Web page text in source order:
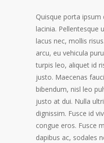
Quisque porta
lacinia. Pellentesque
lacus nec, mollis
arcu, eu vehicula
turpis leo, aliquet id
justo. Maecenas
bibendum, nisl leo
justo at dui. Nulla
dignissim. Fusce id
congue eros. Fusce
dapibus ac, sodales